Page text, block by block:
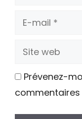
E-
Site
Prévenez-